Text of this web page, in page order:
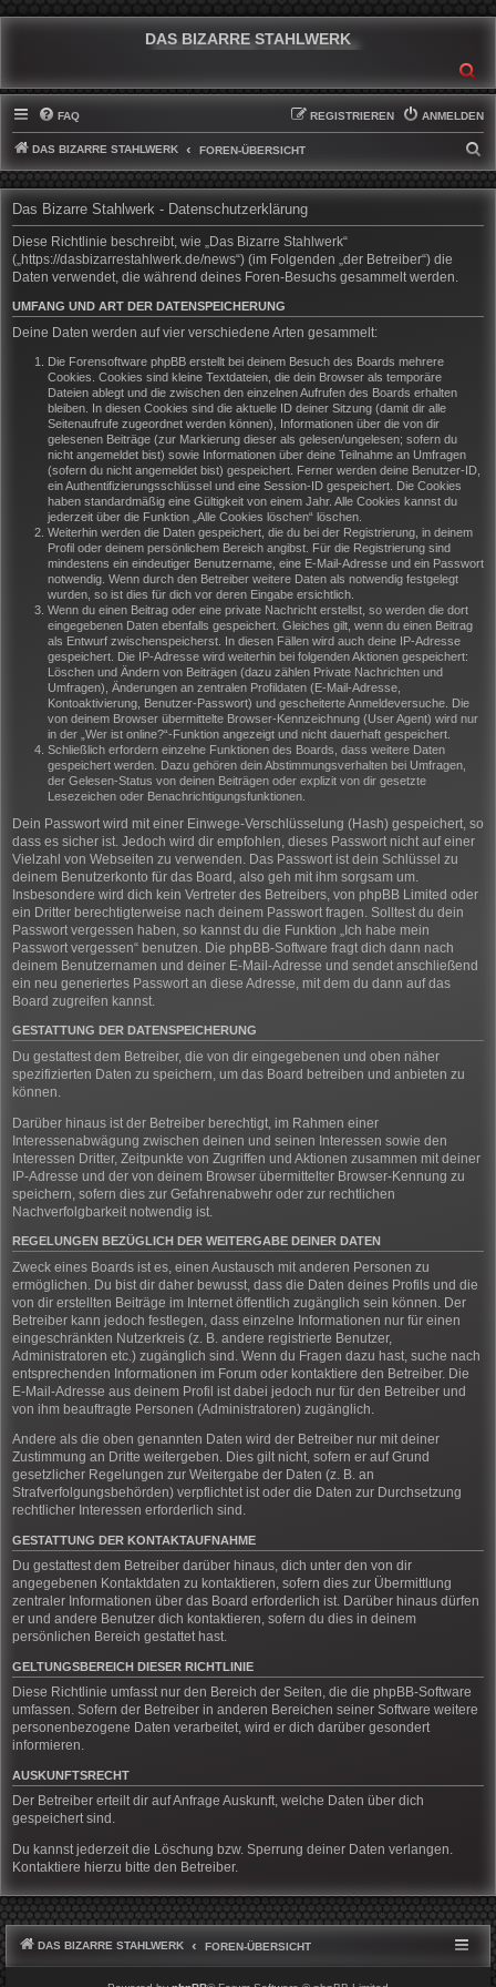
DAS BIZARRE STAHLWERK
FAQ ANMELDEN
REGISTRIEREN
DAS BIZARRE STAHLWERK FOREN-ÜBERSICHT
U
H
Das Bizarre Stahlwerk - Datenschutzerklärung
Diese Richtlinie beschreibt, wie „Das Bizarre Stahlwerk“
(„https://dasbizarrestahlwerk.de/news“) (im Folgenden „der Betreiber“) die
Daten verwendet, die während deines Foren-Besuchs gesammelt werden.
UMFANG UND ART DER DATENSPEICHERUNG
Deine Daten werden auf vier verschiedene Arten gesammelt:
Die Forensoftware phpBB erstellt bei deinem Besuch des Boards mehrere
Cookies. Cookies sind kleine Textdateien, die dein Browser als temporäre
Dateien ablegt und die zwischen den einzelnen Aufrufen des Boards erhalten
bleiben. In diesen Cookies sind die aktuelle ID deiner Sitzung (damit dir alle
Seitenaufrufe zugeordnet werden können), Informationen über die von dir
gelesenen Beiträge (zur Markierung dieser als gelesen/ungelesen; sofern du
nicht angemeldet bist) sowie Informationen über deine Teilnahme an Umfragen
(sofern du nicht angemeldet bist) gespeichert. Ferner werden deine Benutzer-ID,
ein Authentifizierungsschlüssel und eine Session-ID gespeichert. Die Cookies
haben standardmäßig eine Gültigkeit von einem Jahr. Alle Cookies kannst du
jederzeit über die Funktion „Alle Cookies löschen“ löschen.
Weiterhin werden die Daten gespeichert, die du bei der Registrierung, in deinem
Profil oder deinem persönlichem Bereich angibst. Für die Registrierung sind
mindestens ein eindeutiger Benutzername, eine E-Mail-Adresse und ein Passwort
notwendig. Wenn durch den Betreiber weitere Daten als notwendig festgelegt
wurden, so ist dies für dich vor deren Eingabe ersichtlich.
Wenn du einen Beitrag oder eine private Nachricht erstellst, so werden die dort
eingegebenen Daten ebenfalls gespeichert. Gleiches gilt, wenn du einen Beitrag
als Entwurf zwischenspeicherst. In diesen Fällen wird auch deine IP-Adresse
gespeichert. Die IP-Adresse wird weiterhin bei folgenden Aktionen gespeichert:
Löschen und Ändern von Beiträgen (dazu zählen Private Nachrichten und
Umfragen), Änderungen an zentralen Profildaten (E-Mail-Adresse,
Kontoaktivierung, Benutzer-Passwort) und gescheiterte Anmeldeversuche. Die
von deinem Browser übermittelte Browser-Kennzeichnung (User Agent) wird nur
in der „Wer ist online?“-Funktion angezeigt und nicht dauerhaft gespeichert.
Schließlich erfordern einzelne Funktionen des Boards, dass weitere Daten
gespeichert werden. Dazu gehören dein Abstimmungsverhalten bei Umfragen,
der Gelesen-Status von deinen Beiträgen oder explizit von dir gesetzte
Lesezeichen oder Benachrichtigungsfunktionen.
Dein Passwort wird mit einer Einwege-Verschlüsselung (Hash) gespeichert, so
dass es sicher ist. Jedoch wird dir empfohlen, dieses Passwort nicht auf einer
Vielzahl von Webseiten zu verwenden. Das Passwort ist dein Schlüssel zu
deinem Benutzerkonto für das Board, also geh mit ihm sorgsam um.
Insbesondere wird dich kein Vertreter des Betreibers, von phpBB Limited oder
ein Dritter berechtigterweise nach deinem Passwort fragen. Solltest du dein
Passwort vergessen haben, so kannst du die Funktion „Ich habe mein
Passwort vergessen“ benutzen. Die phpBB-Software fragt dich dann nach
deinem Benutzernamen und deiner E-Mail-Adresse und sendet anschließend
ein neu generiertes Passwort an diese Adresse, mit dem du dann auf das
Board zugreifen kannst.
GESTATTUNG DER DATENSPEICHERUNG
Du gestattest dem Betreiber, die von dir eingegebenen und oben näher
spezifizierten Daten zu speichern, um das Board betreiben und anbieten zu
können.
Darüber hinaus ist der Betreiber berechtigt, im Rahmen einer
Interessenabwägung zwischen deinen und seinen Interessen sowie den
Interessen Dritter, Zeitpunkte von Zugriffen und Aktionen zusammen mit deiner
IP-Adresse und der von deinem Browser übermittelter Browser-Kennung zu
speichern, sofern dies zur Gefahrenabwehr oder zur rechtlichen
Nachverfolgbarkeit notwendig ist.
REGELUNGEN BEZÜGLICH DER WEITERGABE DEINER DATEN
Zweck eines Boards ist es, einen Austausch mit anderen Personen zu
ermöglichen. Du bist dir daher bewusst, dass die Daten deines Profils und die
von dir erstellten Beiträge im Internet öffentlich zugänglich sein können. Der
Betreiber kann jedoch festlegen, dass einzelne Informationen nur für einen
eingeschränkten Nutzerkreis (z. B. andere registrierte Benutzer,
Administratoren etc.) zugänglich sind. Wenn du Fragen dazu hast, suche nach
entsprechenden Informationen im Forum oder kontaktiere den Betreiber. Die
E-Mail-Adresse aus deinem Profil ist dabei jedoch nur für den Betreiber und
von ihm beauftragte Personen (Administratoren) zugänglich.
Andere als die oben genannten Daten wird der Betreiber nur mit deiner
Zustimmung an Dritte weitergeben. Dies gilt nicht, sofern er auf Grund
gesetzlicher Regelungen zur Weitergabe der Daten (z. B. an
Strafverfolgungsbehörden) verpflichtet ist oder die Daten zur Durchsetzung
rechtlicher Interessen erforderlich sind.
GESTATTUNG DER KONTAKTAUFNAHME
Du gestattest dem Betreiber darüber hinaus, dich unter den von dir
angegebenen Kontaktdaten zu kontaktieren, sofern dies zur Übermittlung
zentraler Informationen über das Board erforderlich ist. Darüber hinaus dürfen
er und andere Benutzer dich kontaktieren, sofern du dies in deinem
persönlichen Bereich gestattet hast.
GELTUNGSBEREICH DIESER RICHTLINIE
Diese Richtlinie umfasst nur den Bereich der Seiten, die die phpBB-Software
umfassen. Sofern der Betreiber in anderen Bereichen seiner Software weitere
personenbezogene Daten verarbeitet, wird er dich darüber gesondert
informieren.
AUSKUNFTSRECHT
Der Betreiber erteilt dir auf Anfrage Auskunft, welche Daten über dich
gespeichert sind.
Du kannst jederzeit die Löschung bzw. Sperrung deiner Daten verlangen.
Kontaktiere hierzu bitte den Betreiber.
DAS BIZARRE STAHLWERK FOREN-ÜBERSICHT